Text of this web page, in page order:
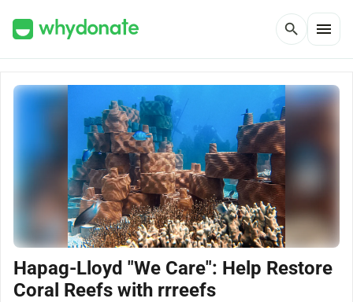
search menu
Hapag-Lloyd "We Care": Help Restore
Coral Reefs with rrreefs